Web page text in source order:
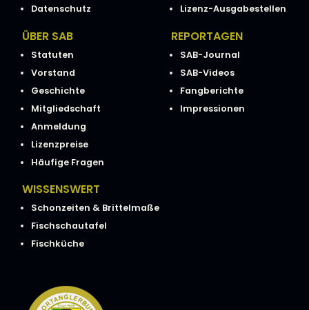
Datenschutz
Lizenz-Ausgabestellen
ÜBER SAB
Statuten
Vorstand
Geschichte
Mitgliedschaft
Anmeldung
Lizenzpreise
Häufige Fragen
REPORTAGEN
SAB-Journal
SAB-Videos
Fangberichte
Impressionen
WISSENSWERT
Schonzeiten & Brittelmaße
Fischschautafel
Fischküche